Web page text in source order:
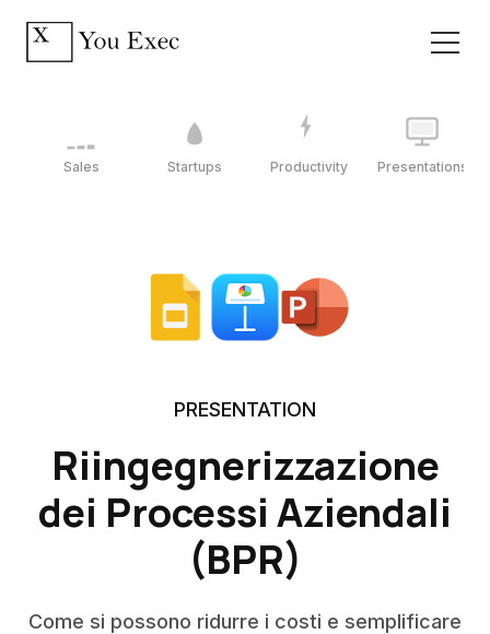
Sales Startups Productivity Presentations
PRESENTATION
Riingegnerizzazione
dei Processi Aziendali
(BPR)
Come si possono ridurre i costi e semplificare